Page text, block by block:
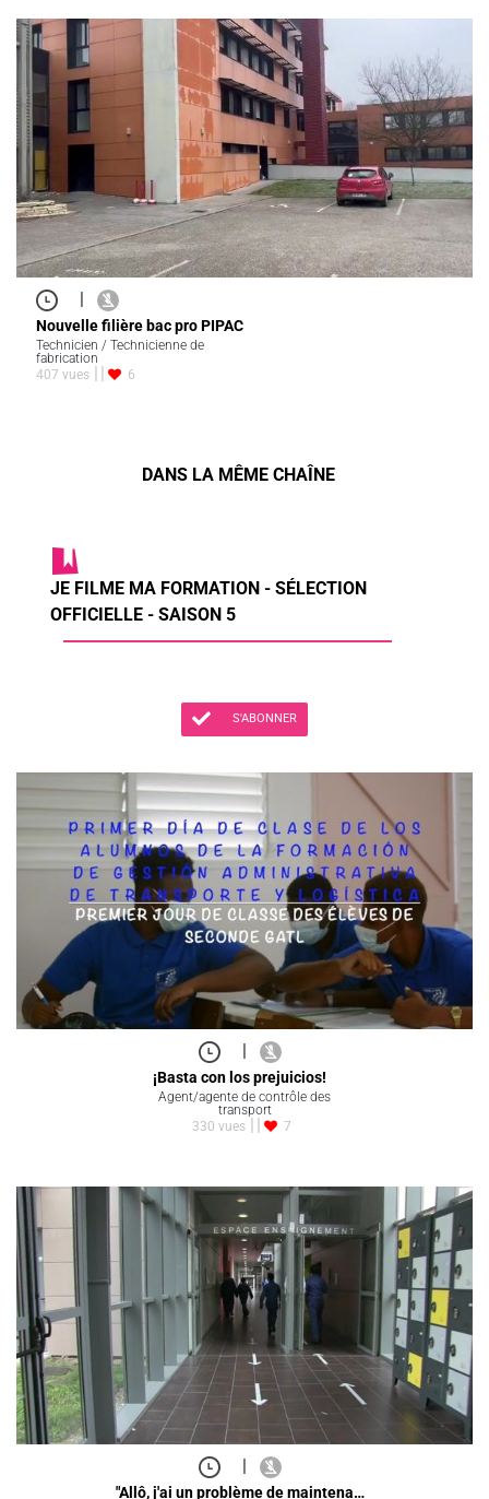
|
Nouvelle filière bac pro PIPAC
Technicien / Technicienne de
fabrication
407 vues
6
DANS LA MÊME CHAÎNE
JE FILME MA FORMATION - SÉLECTION
OFFICIELLE - SAISON 5
S'ABONNER
¡Basta con los prejuicios!
Agent/agente de contrôle des
transport
330 vues
7
|
"Allô, j'ai un problème de maintena…